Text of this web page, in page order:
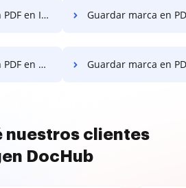
Explorer Guardar marca en PDF en
Opera Guardar marca en PDF
nuestros clientes
DocHub